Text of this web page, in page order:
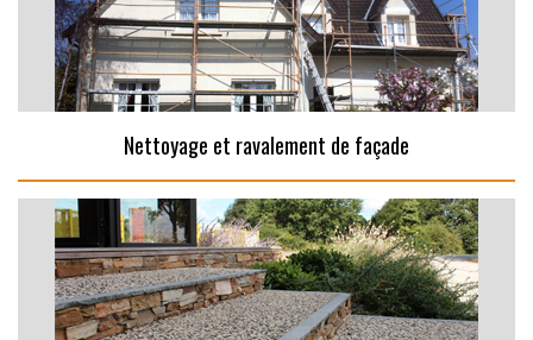
Nettoyage et ravalement de façade